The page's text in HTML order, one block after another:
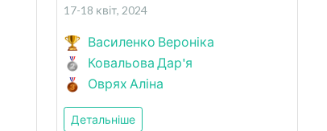
17-18 квіт, 2024
Василенко Вероніка
Ковальова Дар'я
Оврях Аліна
Детальніше